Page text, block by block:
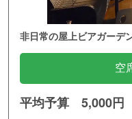
非日常の屋上ビアガーデ
空
平均予算 5,000円